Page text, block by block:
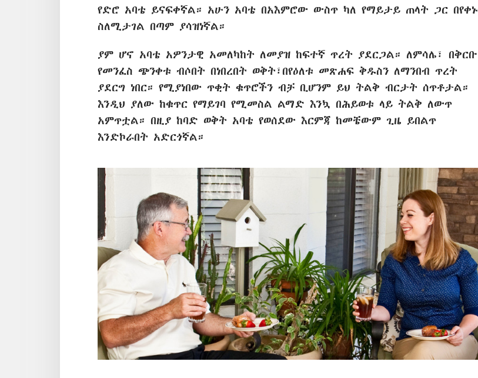
የድሮ አባቴ ይናፍቀኛል። አሁን አባቴ በአእምሮው ውስጥ ካለ የማይታይ ጠላት ጋር በየቀኑ
ስለሚታገል በጣም ያሳዝነኛል።
ያም ሆኖ አባቴ አዎንታዊ አመለካከት ለመያዝ ከፍተኛ ጥረት ያደርጋል። ለምሳሌ፣ በቅርቡ
የመንፈስ ጭንቀቱ ብሶበት በነበረበት ወቅት፣በየዕለቱ መጽሐፍ ቅዱስን ለማንበብ ጥረት
ያደርግ ነበር። የሚያነበው ጥቂት ቁጥሮችን ብቻ ቢሆንም ይህ ትልቅ ብርታት ሰጥቶታል።
እንዲህ ያለው ከቁጥር የማይገባ የሚመስል ልማድ እንኳ በሕይወቱ ላይ ትልቅ ለውጥ
አምጥቷል። በዚያ ከባድ ወቅት አባቴ የወሰደው እርምጃ ከመቼውም ጊዜ ይበልጥ
እንድኮራበት አድርጎኛል።